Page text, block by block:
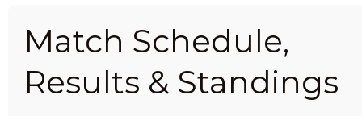
Match Schedule,
Results & Standings